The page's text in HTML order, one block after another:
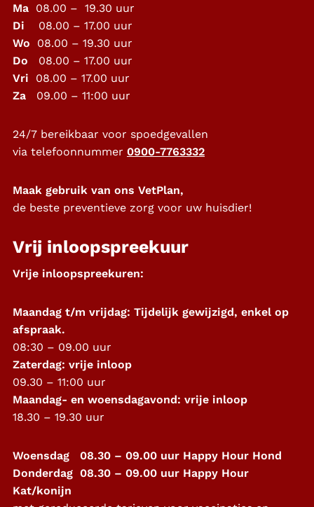
Ma 08.00 – 19.30 uur
Di 08.00 – 17.00 uur
Wo
08.00 – 19.30 uur
Do 08.00 – 17.00 uur
Vri 08.00 – 17.00 uur
Za 09.00 – 11:00 uur
24/7 bereikbaar voor spoedgevallen
via telefoonnummer 0900-7763332
Maak gebruik van ons VetPlan,
de beste preventieve zorg voor uw huisdier!
Vrij inloopspreekuur
Vrije inloopspreekuren:
Maandag t/m vrijdag: Tijdelijk gewijzigd, enkel op
afspraak.
08:30 – 09.00 uur
Zaterdag: vrije inloop
09.30 – 11:00 uur
Maandag- en woensdagavond: vrije inloop
18.30 – 19.30 uur
Woensdag 08.30 – 09.00 uur Happy Hour Hond
Donderdag 08.30 – 09.00 uur Happy Hour
Kat/konijn